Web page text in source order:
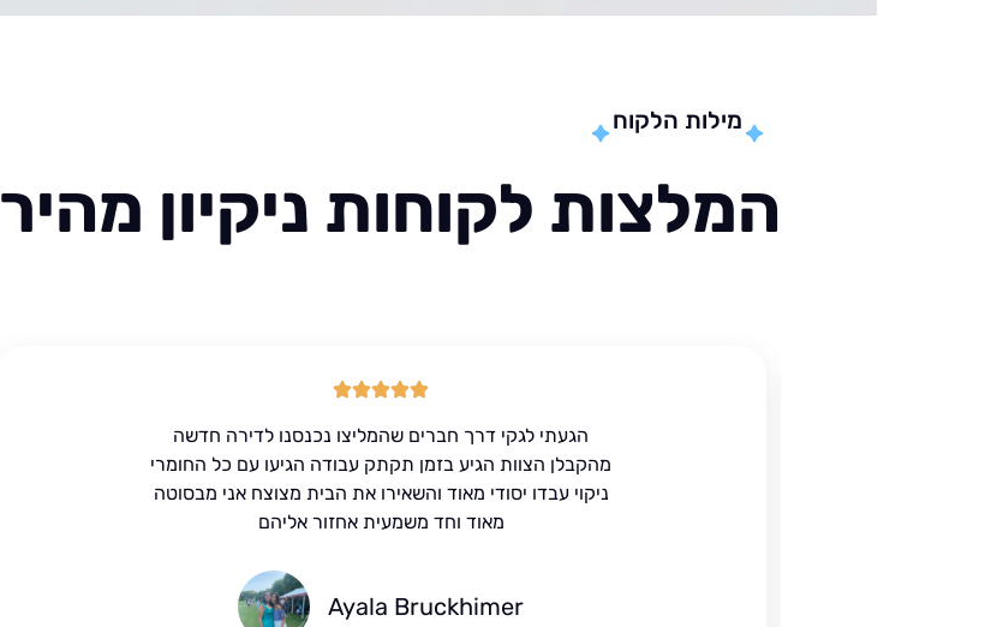
מילות הלקוח
המלצות לקוחות ניקיון מהיר
הגעתי לגקי דרך חברים שהמליצו נכנסנו לדירה חדשה
מהקבלן הצוות הגיע בזמן תקתק עבודה הגיעו עם כל החומרי
ניקוי עבדו יסודי מאוד והשאירו את הבית מצוצח אני מבסוטה
מאוד וחד משמעית אחזור אליהם
Ayala Bruckhimer